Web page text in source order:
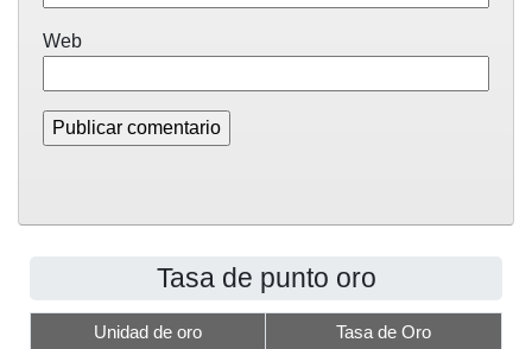
Web
Tasa de punto oro
Unidad de oro Tasa de Oro